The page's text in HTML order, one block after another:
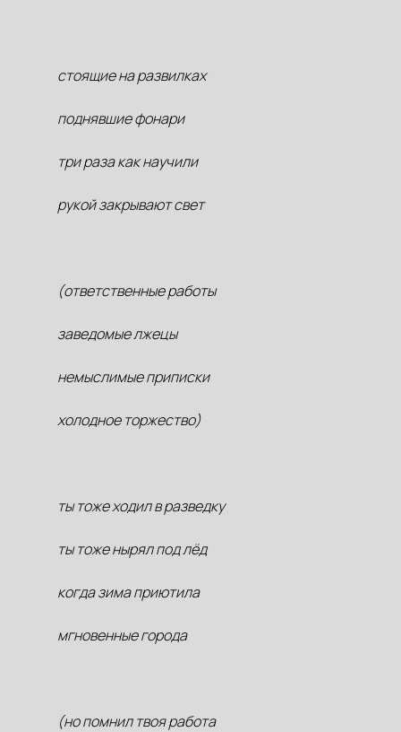
стоящие на развилках
поднявшие фонари
три раза как научили
рукой закрывают свет
(ответственные работы
заведомые лжецы
немыслимые приписки
холодное торжество)
ты тоже ходил в разведку
ты тоже нырял под лёд
когда зима приютила
мгновенные города
(но помнил твоя работа